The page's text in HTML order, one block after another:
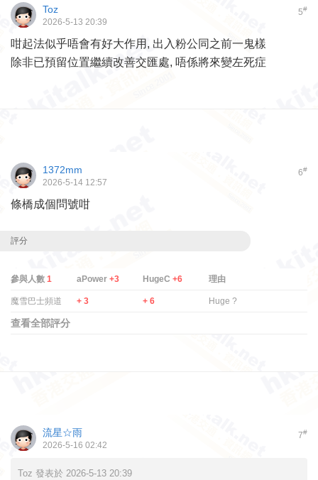
5#
Toz
2026-5-13 20:39
咁起法似乎唔會有好大作用, 出入粉公同之前一鬼樣
除非已預留位置繼續改善交匯處, 唔係將來變左死症
6#
1372mm
2026-5-14 12:57
條橋成個問號咁
評分
參與人數 1 aPower +3 HugeC +6 理由
魔雪巴士頻道 + 3 + 6 Huge ?
查看全部評分
7#
流星☆雨
2026-5-16 02:42
Toz 發表於 2026-5-13 20:39